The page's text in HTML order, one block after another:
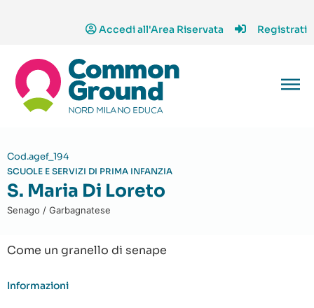
Accedi all'Area Riservata Registrati
Cod.agef_194
SCUOLE E SERVIZI DI PRIMA INFANZIA
S. Maria Di Loreto
Senago / Garbagnatese
Come un granello di senape
Informazioni